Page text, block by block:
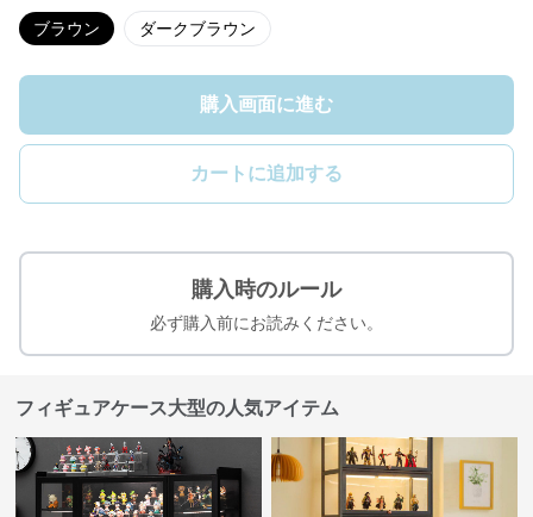
ブラウン ダークブラウン
購入画面に進む
カートに追加する
購入時のルール
必ず購入前にお読みください。
フィギュアケース大型の人気アイテム